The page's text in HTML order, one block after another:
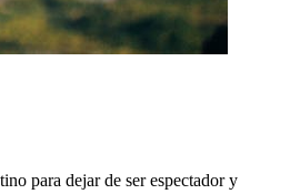
para dejar de ser espectador y